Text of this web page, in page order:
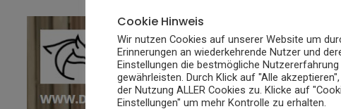
Cookie Hinweis
Wir nutzen Cookies auf unserer Website um
Erinnerungen an wiederkehrende Nutzer und
Einstellungen die bestmögliche Nutzererfahrung
gewährleisten. Durch Klick auf "Alle
der Nutzung ALLER Cookies zu. Klicke auf
Einstellungen" um mehr Kontrolle zu erhalten.